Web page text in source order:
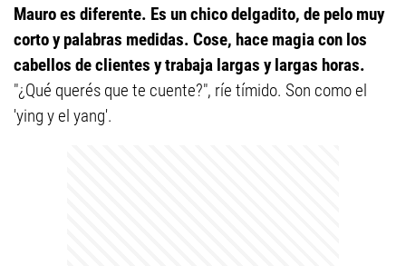
Mauro es diferente. Es un chico delgadito, de pelo muy
corto y palabras medidas. Cose, hace magia con los
cabellos de clientes y trabaja largas y largas horas.
"¿Qué querés que te cuente?", ríe tímido. Son como el
'ying y el yang'.